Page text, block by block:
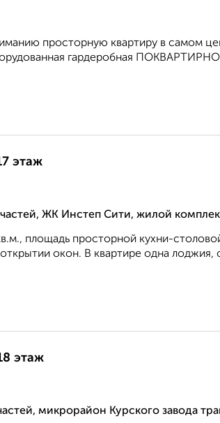
просторную квартиру в самом
гардеробная
этаж
ЖК Инстеп Сити, жилой
площадь просторной кухни-
окон. В квартире одна лоджия,
этаж
микрорайон Курского завода